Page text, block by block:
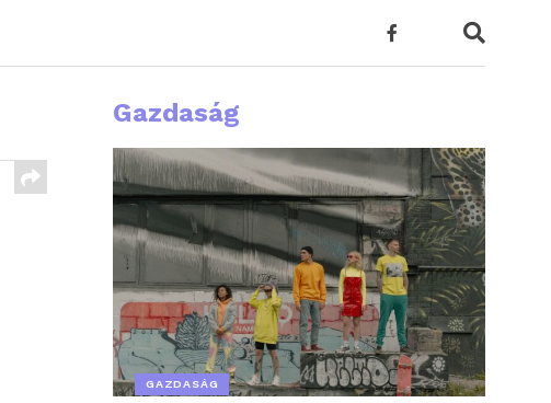
Gazdaság
GAZDASÁG